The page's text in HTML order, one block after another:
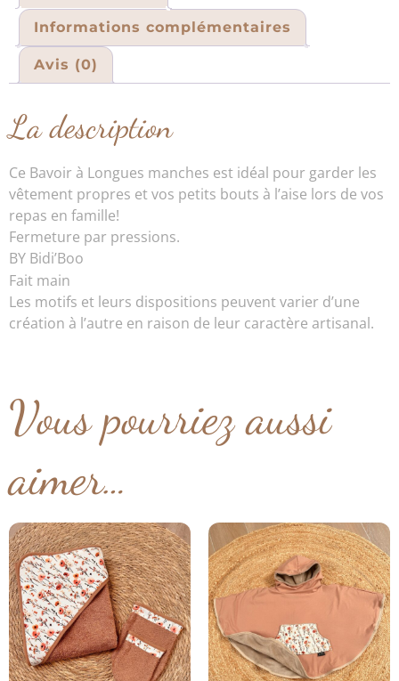
Informations complémentaires
Avis (0)
La description
Ce Bavoir à Longues manches est idéal pour garder les
vêtement propres et vos petits bouts à l’aise lors de vos
repas en famille!
Fermeture par pressions.
BY Bidi’Boo
Fait main
Les motifs et leurs dispositions peuvent varier d’une
création à l’autre en raison de leur caractère artisanal.
Vous pourriez aussi
aimer…